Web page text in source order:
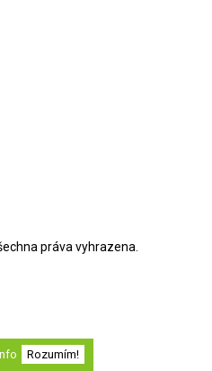
Rozumím!
práva vyhrazena.